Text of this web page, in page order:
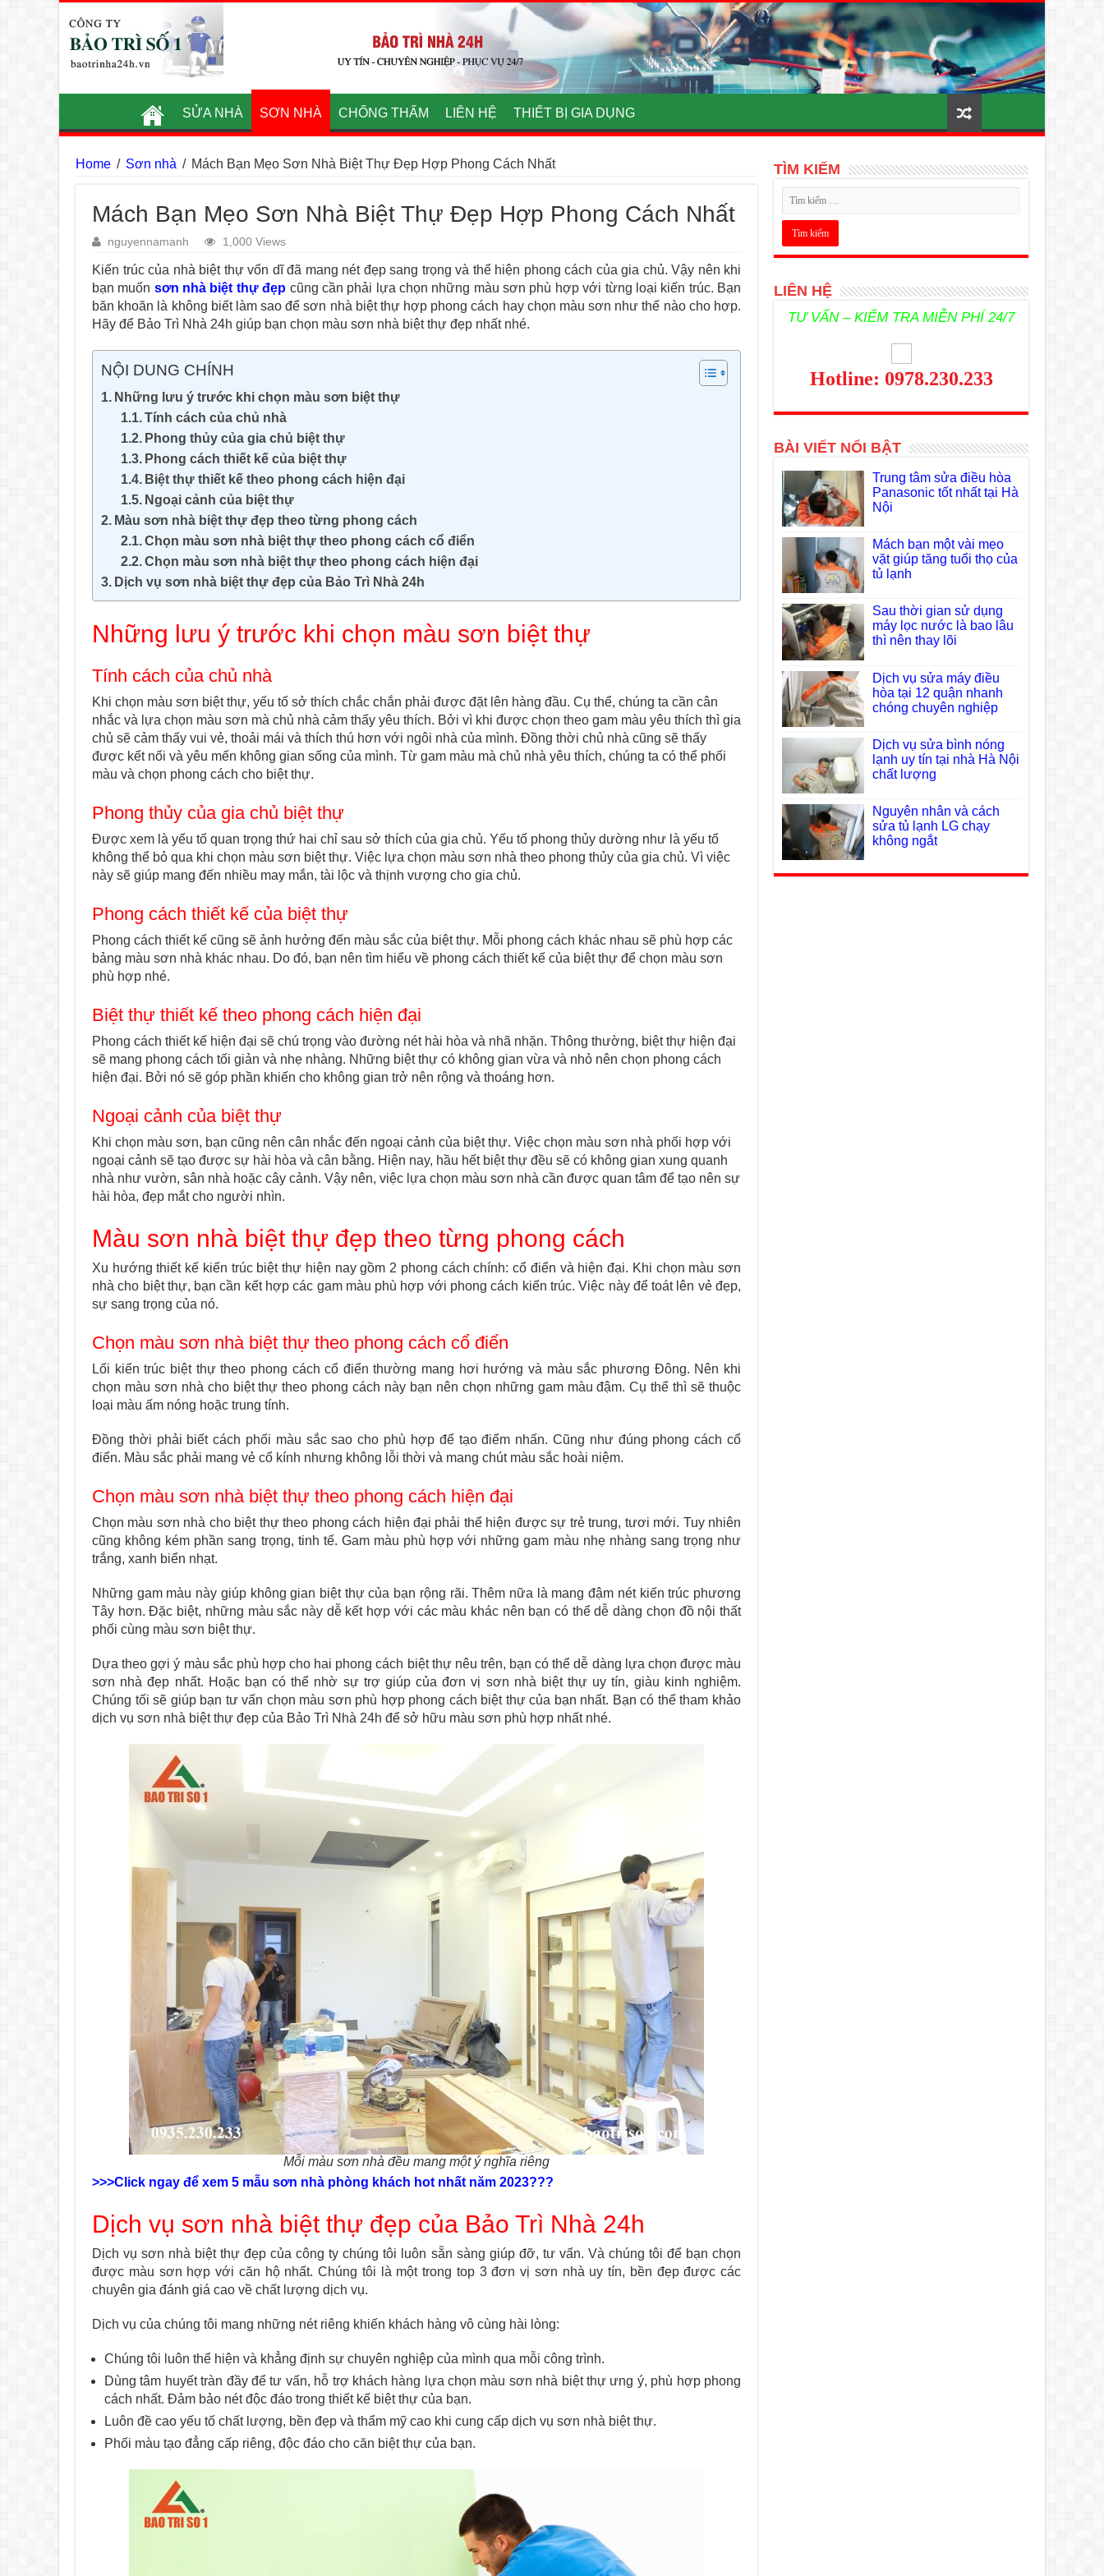
SỬA NHÀ SƠN NHÀ CHỐNG THẤM LIÊN HỆ THIẾT BỊ GIA DỤNG
Home / Sơn nhà / Mách Bạn Mẹo Sơn Nhà Biệt Thự Đẹp Hợp Phong Cách Nhất
Mách Bạn Mẹo Sơn Nhà Biệt Thự Đẹp Hợp Phong Cách Nhất
nguyennamanh 1,000 Views
Kiến trúc của nhà biệt thự vốn dĩ đã mang nét đẹp sang trọng và thể hiện phong cách của gia chủ. Vậy nên khi
bạn muốn sơn nhà biệt thự đẹp cũng cần phải lựa chọn những màu sơn phù hợp với từng loại kiến trúc. Bạn
băn khoăn là không biết làm sao để sơn nhà biệt thự hợp phong cách hay chọn màu sơn như thế nào cho hợp.
Hãy để Bảo Trì Nhà 24h giúp bạn chọn màu sơn nhà biệt thự đẹp nhất nhé.
NỘI DUNG CHÍNH
Những lưu ý trước khi chọn màu sơn biệt thự
Tính cách của chủ nhà
Phong thủy của gia chủ biệt thự
Phong cách thiết kế của biệt thự
Biệt thự thiết kế theo phong cách hiện đại
Ngoại cảnh của biệt thự
Màu sơn nhà biệt thự đẹp theo từng phong cách
Chọn màu sơn nhà biệt thự theo phong cách cổ điển
Chọn màu sơn nhà biệt thự theo phong cách hiện đại
Dịch vụ sơn nhà biệt thự đẹp của Bảo Trì Nhà 24h
Những lưu ý trước khi chọn màu sơn biệt thự
Tính cách của chủ nhà
Khi chọn màu sơn biệt thự, yếu tố sở thích chắc chắn phải được đặt lên hàng đầu. Cụ thể, chúng ta cần cân
nhắc và lựa chọn màu sơn mà chủ nhà cảm thấy yêu thích. Bởi vì khi được chọn theo gam màu yêu thích thì gia
chủ sẽ cảm thấy vui vẻ, thoải mái và thích thú hơn với ngôi nhà của mình. Đồng thời chủ nhà cũng sẽ thấy
được kết nối và yêu mến không gian sống của mình. Từ gam màu mà chủ nhà yêu thích, chúng ta có thể phối
màu và chọn phong cách cho biệt thự.
Phong thủy của gia chủ biệt thự
Được xem là yếu tố quan trọng thứ hai chỉ sau sở thích của gia chủ. Yếu tố phong thủy dường như là yếu tố
không thể bỏ qua khi chọn màu sơn biệt thự. Việc lựa chọn màu sơn nhà theo phong thủy của gia chủ. Vì việc
này sẽ giúp mang đến nhiều may mắn, tài lộc và thịnh vượng cho gia chủ.
Phong cách thiết kế của biệt thự
Phong cách thiết kế cũng sẽ ảnh hưởng đến màu sắc của biệt thự. Mỗi phong cách khác nhau sẽ phù hợp các
bảng màu sơn nhà khác nhau. Do đó, bạn nên tìm hiểu về phong cách thiết kế của biệt thự để chọn màu sơn
phù hợp nhé.
Biệt thự thiết kế theo phong cách hiện đại
Phong cách thiết kế hiện đại sẽ chú trọng vào đường nét hài hòa và nhã nhặn. Thông thường, biệt thự hiện đại
sẽ mang phong cách tối giản và nhẹ nhàng. Những biệt thự có không gian vừa và nhỏ nên chọn phong cách
hiện đại. Bởi nó sẽ góp phần khiến cho không gian trở nên rộng và thoáng hơn.
Ngoại cảnh của biệt thự
Khi chọn màu sơn, bạn cũng nên cân nhắc đến ngoại cảnh của biệt thự. Việc chọn màu sơn nhà phối hợp với
ngoại cảnh sẽ tạo được sự hài hòa và cân bằng. Hiện nay, hầu hết biệt thự đều sẽ có không gian xung quanh
nhà như vườn, sân nhà hoặc cây cảnh. Vậy nên, việc lựa chọn màu sơn nhà cần được quan tâm để tạo nên sự
hài hòa, đẹp mắt cho người nhìn.
Màu sơn nhà biệt thự đẹp theo từng phong cách
Xu hướng thiết kế kiến trúc biệt thự hiện nay gồm 2 phong cách chính: cổ điển và hiện đại. Khi chọn màu sơn
nhà cho biệt thự, bạn cần kết hợp các gam màu phù hợp với phong cách kiến trúc. Việc này để toát lên vẻ đẹp,
sự sang trọng của nó.
Chọn màu sơn nhà biệt thự theo phong cách cổ điển
Lối kiến trúc biệt thự theo phong cách cổ điển thường mang hơi hướng và màu sắc phương Đông. Nên khi
chọn màu sơn nhà cho biệt thự theo phong cách này bạn nên chọn những gam màu đậm. Cụ thể thì sẽ thuộc
loại màu ấm nóng hoặc trung tính.
Đồng thời phải biết cách phối màu sắc sao cho phù hợp để tạo điểm nhấn. Cũng như đúng phong cách cổ
điển. Màu sắc phải mang vẻ cổ kính nhưng không lỗi thời và mang chút màu sắc hoài niệm.
Chọn màu sơn nhà biệt thự theo phong cách hiện đại
Chọn màu sơn nhà cho biệt thự theo phong cách hiện đại phải thể hiện được sự trẻ trung, tươi mới. Tuy nhiên
cũng không kém phần sang trọng, tinh tế. Gam màu phù hợp với những gam màu nhẹ nhàng sang trọng như
trắng, xanh biển nhạt.
Những gam màu này giúp không gian biệt thự của bạn rộng rãi. Thêm nữa là mang đậm nét kiến trúc phương
Tây hơn. Đặc biệt, những màu sắc này dễ kết hợp với các màu khác nên bạn có thể dễ dàng chọn đồ nội thất
phối cùng màu sơn biệt thự.
Dựa theo gợi ý màu sắc phù hợp cho hai phong cách biệt thự nêu trên, bạn có thể dễ dàng lựa chọn được màu
sơn nhà đẹp nhất. Hoặc bạn có thể nhờ sự trợ giúp của đơn vị sơn nhà biệt thự uy tín, giàu kinh nghiệm.
Chúng tối sẽ giúp bạn tư vấn chọn màu sơn phù hợp phong cách biệt thự của bạn nhất. Bạn có thể tham khảo
dịch vụ sơn nhà biệt thự đẹp của Bảo Trì Nhà 24h để sở hữu màu sơn phù hợp nhất nhé.
Mỗi màu sơn nhà đều mang một ý nghĩa riêng
>>>Click ngay để xem 5 mẫu sơn nhà phòng khách hot nhất năm 2023???
Dịch vụ sơn nhà biệt thự đẹp của Bảo Trì Nhà 24h
Dịch vụ sơn nhà biệt thự đẹp của công ty chúng tôi luôn sẵn sàng giúp đỡ, tư vấn. Và chúng tôi để bạn chọn
được màu sơn hợp với căn hộ nhất. Chúng tôi là một trong top 3 đơn vị sơn nhà uy tín, bền đẹp được các
chuyên gia đánh giá cao về chất lượng dịch vụ.
Dịch vụ của chúng tôi mang những nét riêng khiến khách hàng vô cùng hài lòng:
Chúng tôi luôn thể hiện và khẳng định sự chuyên nghiệp của mình qua mỗi công trình.
Dùng tâm huyết tràn đầy để tư vấn, hỗ trợ khách hàng lựa chọn màu sơn nhà biệt thự ưng ý, phù hợp phong
cách nhất. Đảm bảo nét độc đáo trong thiết kế biệt thự của bạn.
Luôn đề cao yếu tố chất lượng, bền đẹp và thẩm mỹ cao khi cung cấp dịch vụ sơn nhà biệt thự.
Phối màu tạo đẳng cấp riêng, độc đáo cho căn biệt thự của bạn.
TÌM KIẾM
LIÊN HỆ
TƯ VẤN – KIỂM TRA MIỄN PHÍ 24/7
Hotline: 0978.230.233
BÀI VIẾT NỔI BẬT
Trung tâm sửa điều hòa
Panasonic tốt nhất tại Hà
Nội
Mách bạn một vài mẹo
vặt giúp tăng tuổi thọ của
tủ lạnh
Sau thời gian sử dụng
máy lọc nước là bao lâu
thì nên thay lõi
Dịch vụ sửa máy điều
hòa tại 12 quận nhanh
chóng chuyên nghiệp
Dịch vụ sửa bình nóng
lạnh uy tín tại nhà Hà Nội
chất lượng
Nguyên nhân và cách
sửa tủ lạnh LG chạy
không ngắt